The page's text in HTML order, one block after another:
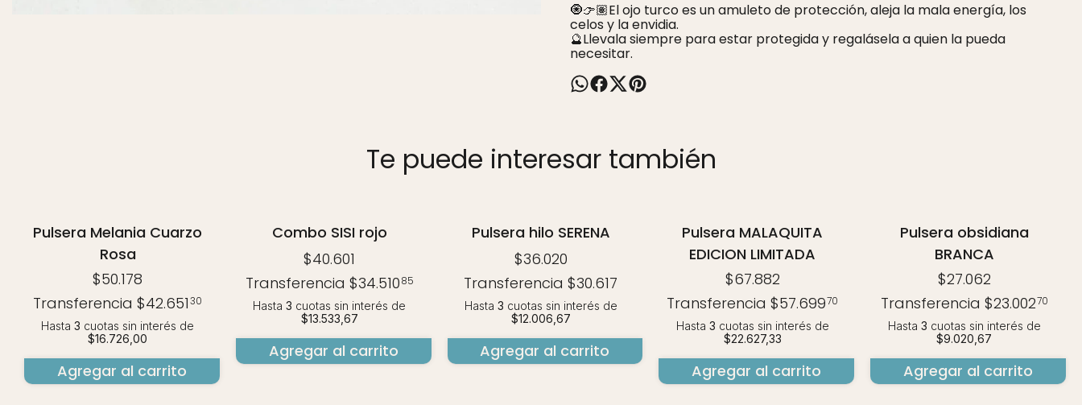
🧿👉🏽El ojo turco es un amuleto de protección, aleja la mala energía, los
celos y la envidia.
🔮Llevala siempre para estar protegida y regalásela a quien la pueda
necesitar.
Te puede interesar también
Pulsera Melania Cuarzo
Rosa
$50.178
Transferencia$42.651 30
Hasta3 cuotas sin interés de
$16.726,00
Agregar al carrito
Combo SISI rojo
$40.601
Transferencia $34.51085
Hasta3 cuotas sin interés de
$13.533,67
Agregar al carrito
COMPRANDO 3 O MÁS
Pulsera hilo SERENA
$36.020
Transferencia$30.617
Hasta 3 cuotas sin interés de
$12.006,67
Agregar al carrito
Pulsera MALAQUITA
EDICION LIMITADA
$67.882
Transferencia$57.69970
Hasta 3 cuotas sin interés de
$22.627,33
Agregar al carrito
Pulsera obsidiana
BRANCA
$27.062
Transferencia $23.00270
Hasta 3 cuotas sin interés de
$9.020,67
Agregar al carrito